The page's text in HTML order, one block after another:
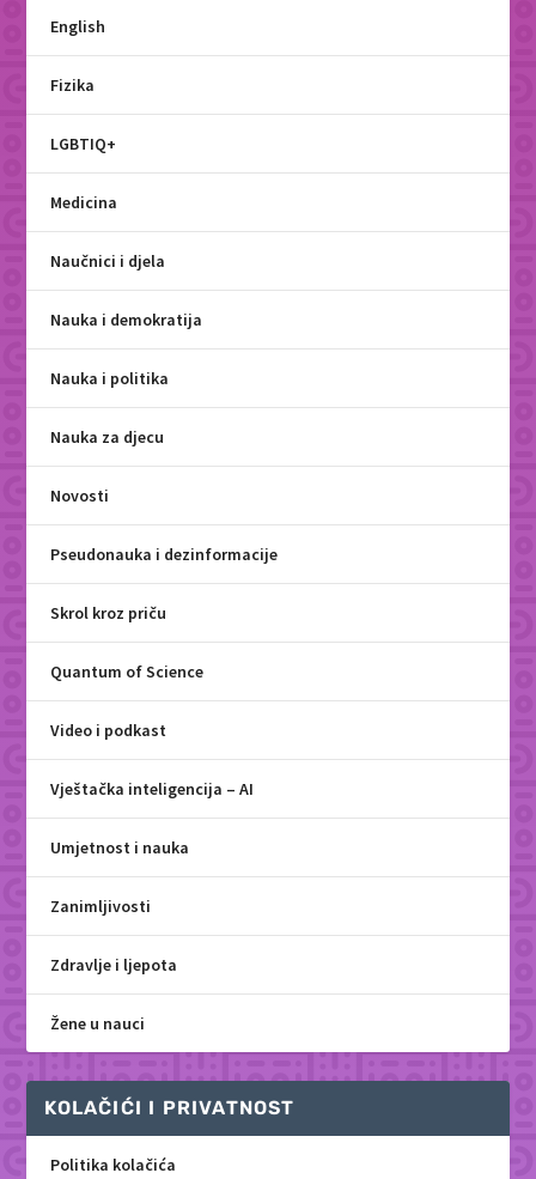
English
Fizika
LGBTIQ+
Medicina
Naučnici i djela
Nauka i demokratija
Nauka i politika
Nauka za djecu
Novosti
Pseudonauka i dezinformacije
Skrol kroz priču
Quantum of Science
Video i podkast
Vještačka inteligencija – AI
Umjetnost i nauka
Zanimljivosti
Zdravlje i ljepota
Žene u nauci
KOLAČIĆI I PRIVATNOST
Politika kolačića